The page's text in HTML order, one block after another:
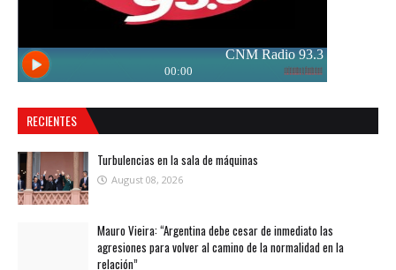
RECIENTES
Turbulencias en la sala de máquinas
August 08, 2026
Mauro Vieira: “Argentina debe cesar de inmediato las
agresiones para volver al camino de la normalidad en la
relación”